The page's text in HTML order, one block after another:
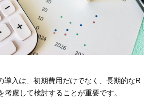
導入は、初期費用だけでなく、長期的なR
考慮して検討することが重要です。